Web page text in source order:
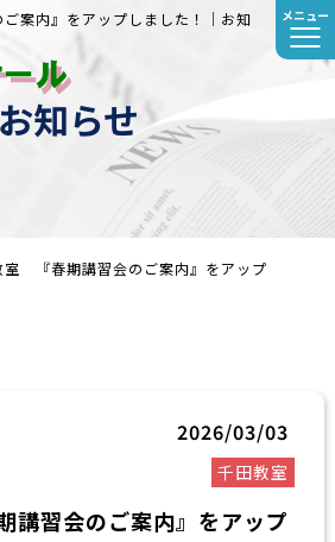
案内』をアップしました！｜お知
メニュー
お知らせ
室 『春期講習会のご案内』をアップ
2026/03/03
千田教室
習会のご案内』をアップ